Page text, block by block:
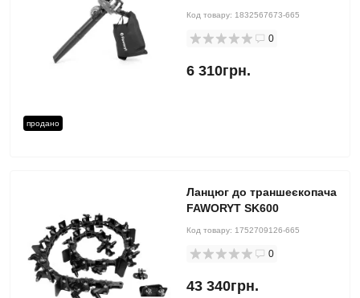
продано
Код товару: 1832567673-665
0
6 310грн.
Ланцюг до траншеєкопача
FAWORYT SK600
Код товару: 1752709126-665
0
43 340грн.